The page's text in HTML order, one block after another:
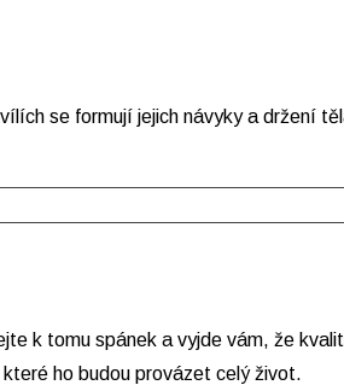
se formují jejich návyky a držení
k tomu spánek a vyjde vám, že
ho budou provázet celý život.